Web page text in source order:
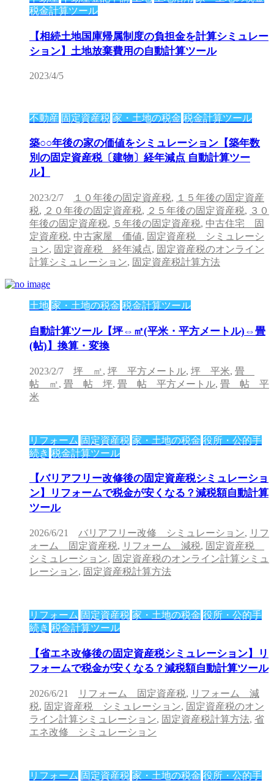
税金計算ツール
【相続土地国庫帰属制度の負担金を計算シミュレー
ション】土地放棄費用の自動計算ツール
2023/4/5
不動産 固定資産税 家・土地の税金 税金計算ツール
築○○年後の家の価値をシミュレーション【築年数
別の固定資産税〔建物〕経年減点 自動計算ツー
ル】
2023/2/7 １０年後の固定資産税, １５年後の固定資産
税, ２０年後の固定資産税, ２５年後の固定資産税, ３０
年後の固定資産税, ５年後の固定資産税, 中古住宅 固
定資産税, 中古家屋 価値, 固定資産税 シミュレーシ
ョン, 固定資産税 経年減点, 固定資産税のオンライン
計算シミュレーション, 固定資産税計算方法
土地 家・土地の税金 税金計算ツール
自動計算ツール【坪⇔㎡(平米・平方メートル)⇔畳
(帖)】換算・変換
2023/2/7 坪 ㎡, 坪 平方メートル, 坪 平米, 畳
帖 ㎡, 畳 帖 坪, 畳 帖 平方メートル, 畳 帖 平
米
リフォーム 固定資産税 家・土地の税金 役所・公的手
続き 税金計算ツール
【バリアフリー改修後の固定資産税シミュレーショ
ン】リフォームで税金が安くなる？減税額自動計算
ツール
2026/6/21 バリアフリー改修 シミュレーション, リフ
ォーム 固定資産税, リフォーム 減税, 固定資産税
シミュレーション, 固定資産税のオンライン計算シミュ
レーション, 固定資産税計算方法
リフォーム 固定資産税 家・土地の税金 役所・公的手
続き 税金計算ツール
【省エネ改修後の固定資産税シミュレーション】リ
フォームで税金が安くなる？減税額自動計算ツール
2026/6/21 リフォーム 固定資産税, リフォーム 減
税, 固定資産税 シミュレーション, 固定資産税のオン
ライン計算シミュレーション, 固定資産税計算方法, 省
エネ改修 シミュレーション
リフォーム 固定資産税 家・土地の税金 役所・公的手